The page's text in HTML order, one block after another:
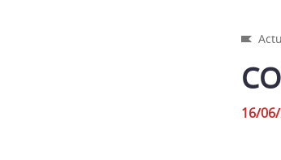
16/